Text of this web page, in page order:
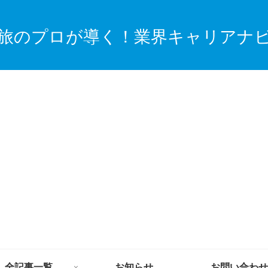
のプロが導く！業界キャリアナ